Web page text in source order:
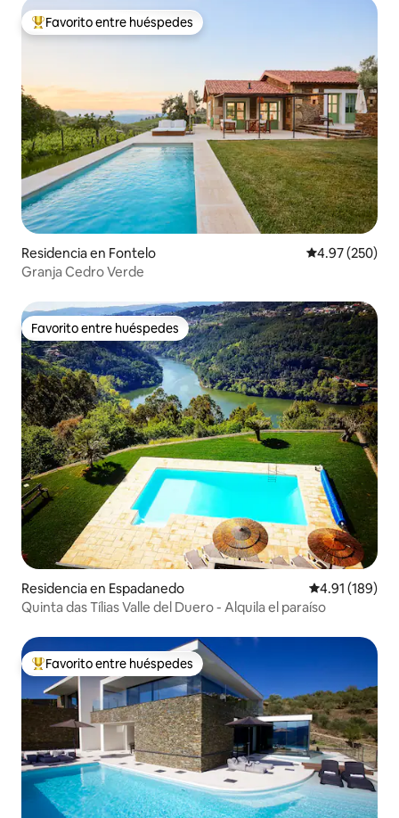
De los mejores en Favorito entre huéspedes
Favorito entre huéspedes
Residencia en Fontelo Calificación
4.97 (250)
Granja Cedro Verde
Favorito entre huéspedes
Favorito entre huéspedes
Residencia en Espadanedo Calificación
4.91 (189)
Quinta das Tílias Valle del Duero - Alquila el paraíso
De los mejores en Favorito entre huéspedes
Favorito entre huéspedes